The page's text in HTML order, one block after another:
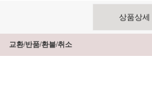
상품상세
교환/반품/환불/취소